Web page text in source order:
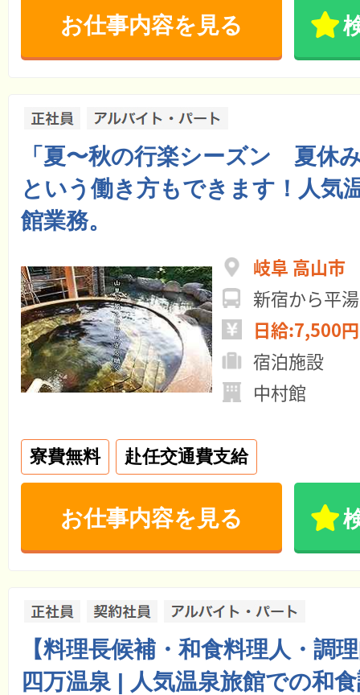
お仕事内容を見る
「夏〜秋の行楽シーズン 夏休
という働き方もできます！人気
館業務。
岐阜 高山市
新宿から平
日給:7,500
宿泊施設
中村館
寮費無料 赴任交通費支給
お仕事内容を見る
【料理長候補・和食料理人・調
四万温泉 | 人気温泉旅館での和